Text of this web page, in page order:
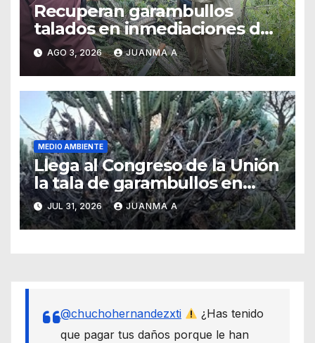
Recuperan garambullos
talados en inmediaciones de
la Garrapata
AGO 3, 2026 JUANMA A
MEDIO AMBIENTE
Llega al Congreso de la Unión
la tala de garambullos en
Guanajuato capital
JUL 31, 2026 JUANMA A
@chuchohernandezxti
¿Has tenido
que pagar tus daños porque le han